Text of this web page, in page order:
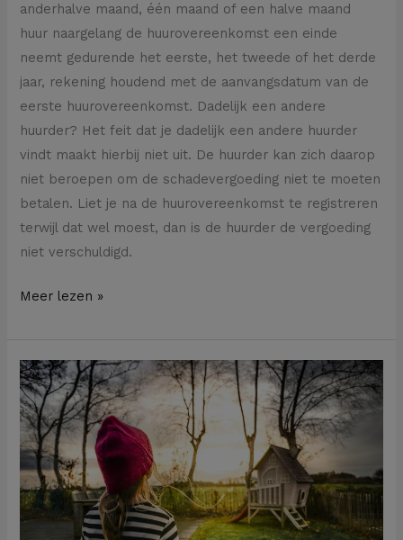
anderhalve maand, één maand of een halve maand
huur naargelang de huurovereenkomst een einde
neemt gedurende het eerste, het tweede of het derde
jaar, rekening houdend met de aanvangsdatum van de
eerste huurovereenkomst. Dadelijk een andere
huurder? Het feit dat je dadelijk een andere huurder
vindt maakt hierbij niet uit. De huurder kan zich daarop
niet beroepen om de schadevergoeding niet te moeten
betalen. Liet je na de huurovereenkomst te registreren
terwijl dat wel moest, dan is de huurder de vergoeding
niet verschuldigd.
Meer lezen »
Mag
je
op
zondag
je
gras
afrijden?